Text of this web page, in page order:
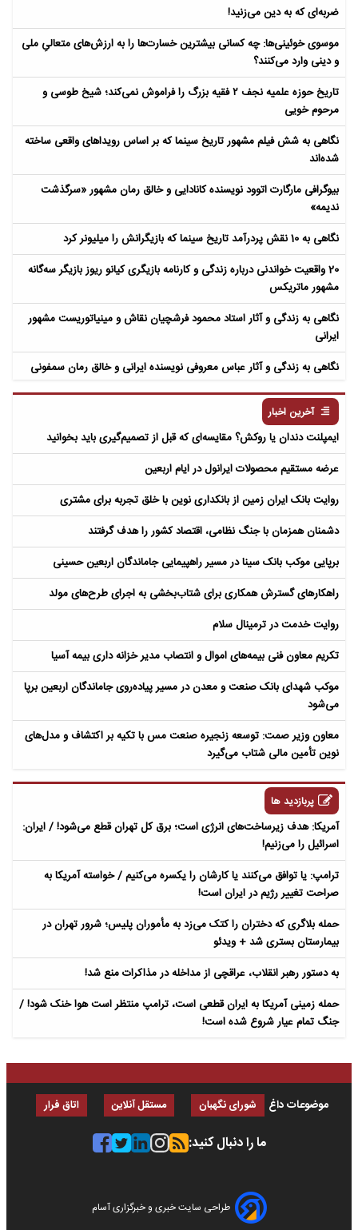
ضربه‌ای که به دین می‌زنید!
موسوی خوئینی‌ها: چه کسانی بیشترین خسارت‌ها را به ارزش‌های متعالیِ ملی
و دینی وارد می‌کنند؟
تاریخ حوزه علمیه نجف ۲ فقیه بزرگ را فراموش نمی‌کند؛ شیخ طوسی و
مرحوم خویی
نگاهی به شش فیلم مشهور تاریخ سینما که بر اساس رویداهای واقعی ساخته
شده‌اند
بیوگرافی مارگارت اتوود نویسنده کانادایی و خالق رمان مشهور «سرگذشت
ندیمه»
نگاهی به 10 نقش پردرآمد تاریخ سینما که بازیگرانش را میلیونر کرد
20 واقعیت خواندنی درباره زندگی و کارنامه بازیگری کیانو ریوز بازیگر سه‌گانه
مشهور ماتریکس
نگاهی به زندگی و آثار استاد محمود فرشچیان نقاش و مینیاتوریست مشهور
ایرانی
نگاهی به زندگی و آثار عباس معروفی نویسنده ایرانی و خالق رمان سمفونی
آخرین اخبار
ایمپلنت دندان یا روکش؟ مقایسه‌ای که قبل از تصمیم‌گیری باید بخوانید
عرضه مستقیم محصولات ایرانول در ایام اربعین
روایت بانک ایران زمین از بانکداری نوین با خلق تجربه برای مشتری
دشمنان همزمان با جنگ نظامی، اقتصاد کشور را هدف گرفتند
برپایی موکب بانک سینا در مسیر راهپیمایی جاماندگان اربعین حسینی
راهکارهای گسترش همکاری برای شتاب‌بخشی به اجرای طرح‌های مولد​
روایت خدمت در ترمینال سلام
تکریم معاون فنی بیمه‌های اموال و انتصاب مدیر خزانه داری بیمه آسیا
موکب شهدای بانک صنعت و معدن در مسیر پیاده‌روی جاماندگان اربعین برپا
می‌شود
معاون وزیر صمت: توسعه زنجیره صنعت مس با تکیه بر اکتشاف و مدل‌های
نوین تأمین مالی شتاب می‌گیرد
پربازدید ها
آمریکا: هدف زیرساخت‌های انرژی است؛ برق کل تهران قطع می‌شود! / ایران:
اسرائیل را می‌زنیم!
ترامپ: یا توافق می‌کنند یا کارشان را یکسره می‌کنیم / خواسته آمریکا به
صراحت تغییر رژیم در ایران است!
حمله بلاگری که دختران را کتک می‌زد به مأموران پلیس؛ شرور تهران در
بیمارستان بستری شد + ویدئو
به دستور رهبر انقلاب، عراقچی از مداخله در مذاکرات منع شد!
حمله زمینی آمریکا به ایران قطعی است، ترامپ منتظر است هوا خنک شود! /
جنگ تمام عیار شروع شده است!
موضوعات داغ شورای نگهبان مستقل آنلاین اتاق فرار
ما را دنبال کنید:
طراحی سایت خبری و خبرگزاری آسام